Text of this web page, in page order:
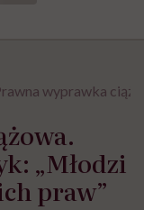
wyprawka
„Młodzi
praw”